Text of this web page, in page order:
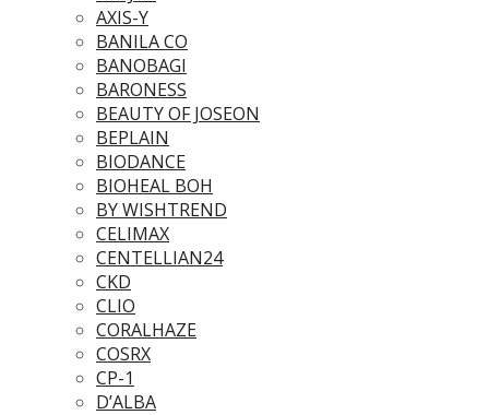
AXIS-Y
BANILA CO
BANOBAGI
BARONESS
BEAUTY OF JOSEON
BEPLAIN
BIODANCE
BIOHEAL BOH
BY WISHTREND
CELIMAX
CENTELLIAN24
CKD
CLIO
CORALHAZE
COSRX
CP-1
D’ALBA